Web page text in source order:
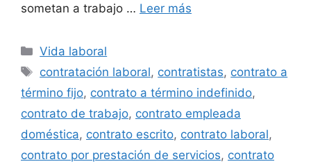
sometan a trabajo … Leer más
Categorías
Vida laboral
Etiquetas
contratación laboral, contratistas, contrato a
término fijo, contrato a término indefinido,
contrato de trabajo, contrato empleada
doméstica, contrato escrito, contrato laboral,
contrato por prestación de servicios, contrato